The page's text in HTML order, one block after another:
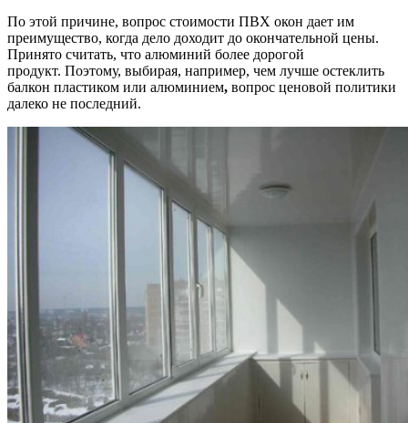
По этой причине, вопрос стоимости ПВХ окон дает им
преимущество, когда дело доходит до окончательной цены.
Принято считать, что алюминий более дорогой
продукт. Поэтому, выбирая, например, чем лучше остеклить
балкон пластиком или алюминием, вопрос ценовой политики
далеко не последний.